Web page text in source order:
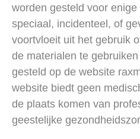
worden gesteld voor
speciaal, incidenteel, of
voortvloeit uit het gebruik
de materialen te
gesteld op de website
website biedt geen
de plaats komen van
geestelijke